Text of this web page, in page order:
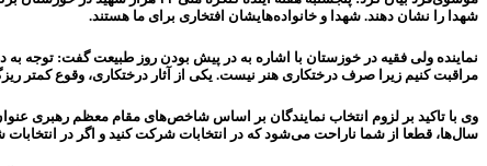
شهدا را نشان دهند. شهدا و خانواده‌هایشان افتخاری برای ما هستند.
نماینده ولی فقیه در خوزستان با اشاره به در پیش بودن روز طبیعت گفت: توجه به
مراقبت کنیم زیرا صرف درختکاری هنر نیست. یکی از آثار درختکاری، وقوع کمتر
وی با تاکید بر لزوم انتخاب نمایندگان بر اساس شاخص‌های مقام معظم رهبری
سال‌ها، قطعا از شما ناراحت می‌شود که در انتخابات شرکت کنید و اگر در